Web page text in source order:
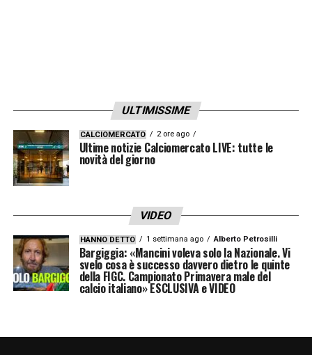
ULTIMISSIME
CALCIOMERCATO 2 ore ago
Ultime notizie Calciomercato LIVE: tutte le
novità del giorno
VIDEO
HANNO DETTO 1 settimana ago Alberto Petrosilli
Bargiggia: «Mancini voleva solo la Nazionale. Vi
svelo cosa è successo davvero dietro le quinte
della FIGC. Campionato Primavera male del
calcio italiano» ESCLUSIVA e VIDEO